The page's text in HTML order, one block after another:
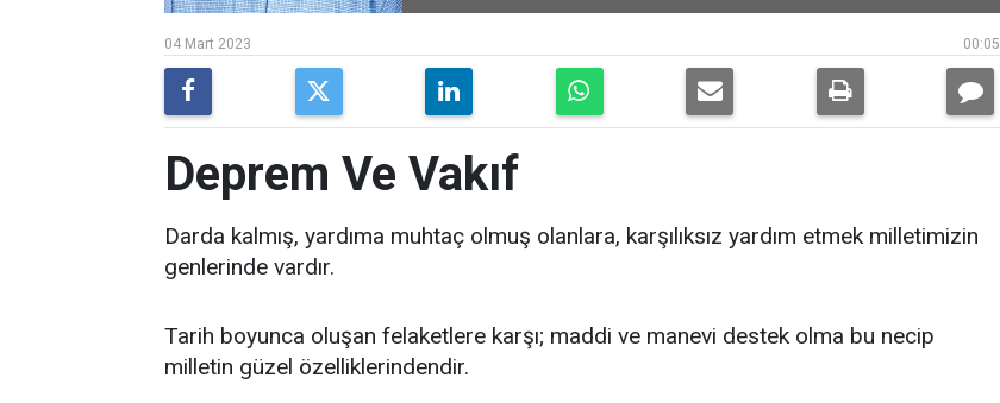
00:05
04 Mart 2023
Deprem Ve Vakıf
Darda kalmış, yardıma muhtaç olmuş olanlara, karşılıksız yardım etmek milletimizin
genlerinde vardır.
Tarih boyunca oluşan felaketlere karşı; maddi ve manevi destek olma bu necip
milletin güzel özelliklerindendir.